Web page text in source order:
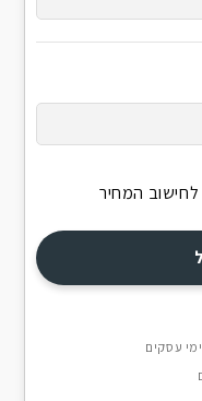
לחישוב המחיר